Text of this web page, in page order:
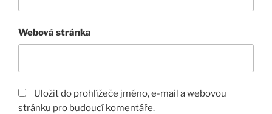
Webová stránka
Uložit do prohlížeče jméno, e-mail a webovou
stránku pro budoucí komentáře.